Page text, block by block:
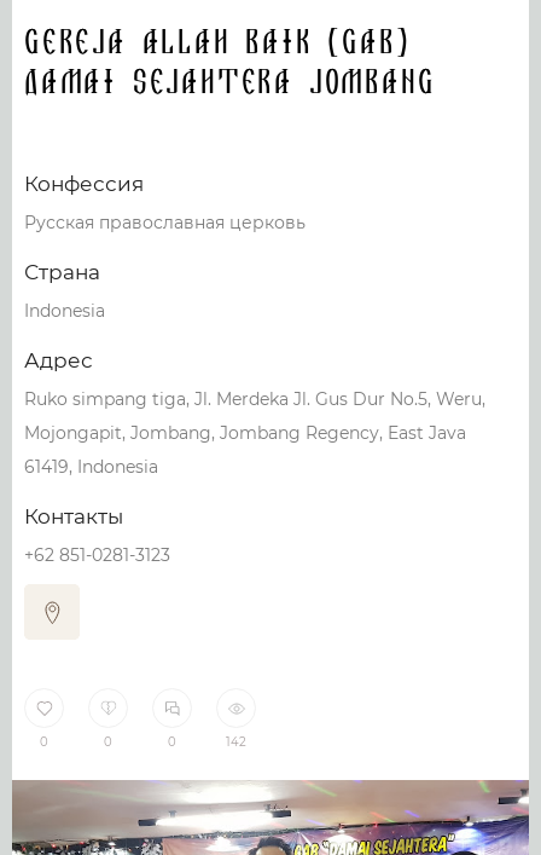
Gereja Allah Baik (GAB)
Damai Sejahtera Jombang
Конфессия
Русская православная церковь
Страна
Indonesia
Адрес
Ruko simpang tiga, Jl. Merdeka Jl. Gus Dur No.5, Weru,
Mojongapit, Jombang, Jombang Regency, East Java
61419, Indonesia
Контакты
+62 851-0281-3123
0 0 0 142